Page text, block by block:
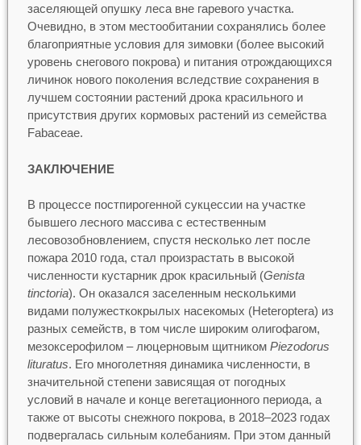
заселяющей опушку леса вне гаревого участка.
Очевидно, в этом местообитании сохранялись более
благоприятные условия для зимовки (более высокий
уровень снегового покрова) и питания отрождающихся
личинок нового поколения вследствие сохранения в
лучшем состоянии растений дрока красильного и
присутствия других кормовых растений из семейства
Fabaceae.
ЗАКЛЮЧЕНИЕ
В процессе постпирогенной сукцессии на участке
бывшего лесного массива с естественным
лесовозобновлением, спустя несколько лет после
пожара 2010 года, стал произрастать в высокой
численности кустарник дрок красильный (Genista
tinctoria). Он оказался заселенным несколькими
видами полужесткокрылых насекомых (Heteroptera) из
разных семейств, в том числе широким олигофагом,
мезоксерофилом – люцерновым щитником Piezodorus
lituratus. Его многолетняя динамика численности, в
значительной степени зависящая от погодных
условий в начале и конце вегетационного периода, а
также от высоты снежного покрова, в 2018–2023 годах
подвергалась сильным колебаниям. При этом данный